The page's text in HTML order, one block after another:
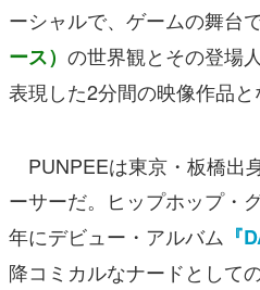
ーシャルで、ゲームの舞台
ース） の世界観とその登場
表現した2分間の映像作品と
PUNPEEは東京・板橋出
ーサーだ。ヒップホップ・
年にデビュー・アルバム 『
降コミカルなナードとして